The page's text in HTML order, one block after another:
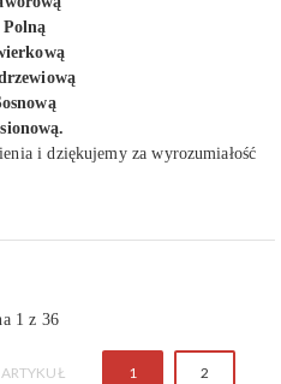
i dziękujemy za wyrozumiałość
1 z 36
1 2